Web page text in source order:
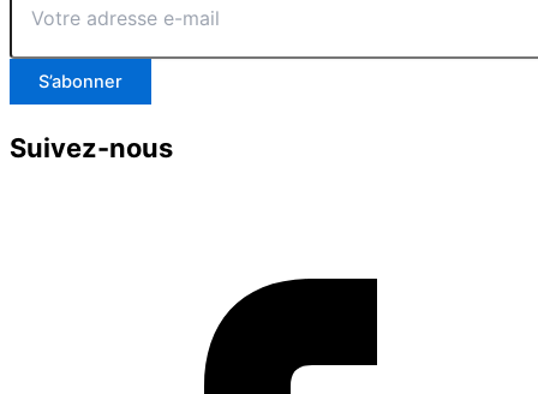
adresse
mail
S’abonner
Suivez-nous